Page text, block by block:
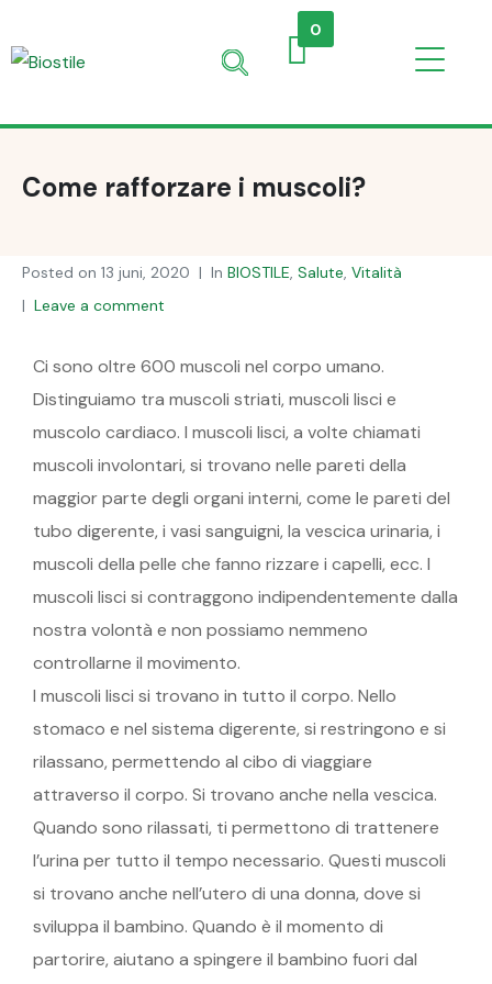
0
Come rafforzare i muscoli?
Posted on 13 juni, 2020 In BIOSTILE, Salute, Vitalità
Leave a comment
Ci sono oltre 600 muscoli nel corpo umano.
Distinguiamo tra muscoli striati, muscoli lisci e
muscolo cardiaco. I muscoli lisci, a volte chiamati
muscoli involontari, si trovano nelle pareti della
maggior parte degli organi interni, come le pareti del
tubo digerente, i vasi sanguigni, la vescica urinaria, i
muscoli della pelle che fanno rizzare i capelli, ecc. I
muscoli lisci si contraggono indipendentemente dalla
nostra volontà e non possiamo nemmeno
controllarne il movimento.
I muscoli lisci si trovano in tutto il corpo. Nello
stomaco e nel sistema digerente, si restringono e si
rilassano, permettendo al cibo di viaggiare
attraverso il corpo. Si trovano anche nella vescica.
Quando sono rilassati, ti permettono di trattenere
l’urina per tutto il tempo necessario. Questi muscoli
si trovano anche nell’utero di una donna, dove si
sviluppa il bambino. Quando è il momento di
partorire, aiutano a spingere il bambino fuori dal